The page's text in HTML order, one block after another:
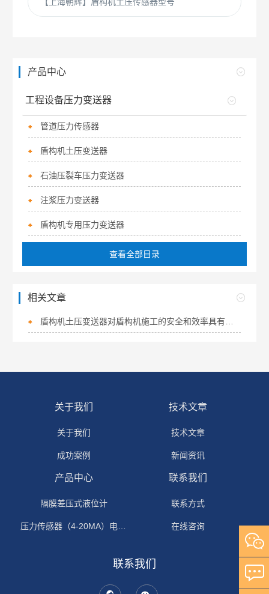
产品中心
工程设备压力变送器
管道压力传感器
盾构机土压变送器
石油压裂车压力变送器
注浆压力变送器
盾构机专用压力变送器
查看全部目录
相关文章
关于我们
关于我们
成功案例
技术文章
技术文章
新闻资讯
产品中心
隔膜差压式液位计
压力传感器（4-20MA）电流输出
联系我们
联系方式
在线咨询
联系我们